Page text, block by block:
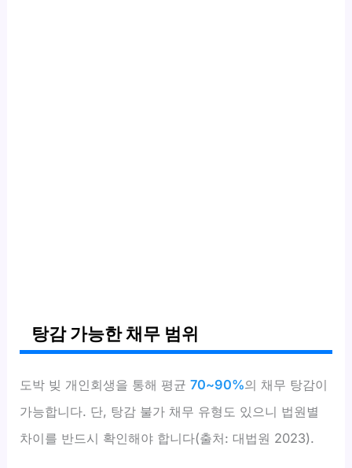
탕감 가능한 채무 범위
도박 빚 개인회생을 통해 평균70~90%의 채무 탕감이
가능합니다. 단, 탕감 불가 채무 유형도 있으니 법원별
차이를 반드시 확인해야 합니다(출처: 대법원 2023).